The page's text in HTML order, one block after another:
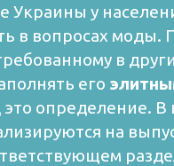
Украины у
в вопросах моды.
в
его
определение. В
на